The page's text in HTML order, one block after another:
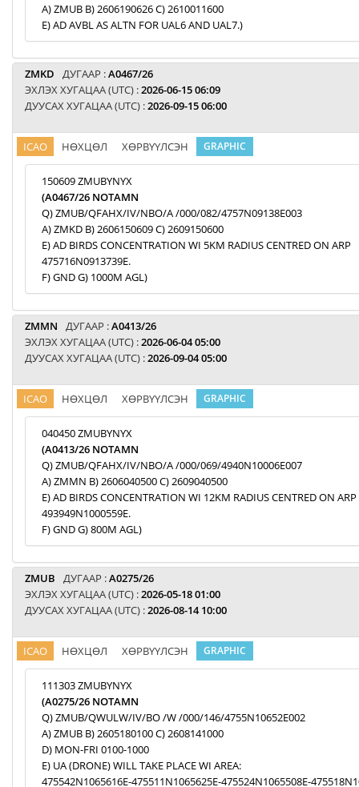
A) ZMUB B) 2606190626 C) 2610011600
E) AD AVBL AS ALTN FOR UAL6 AND UAL7.)
ZMKD ДУГААР :A0467/26
ЭХЛЭХ ХУГАЦАА (UTC) :2026-06-15 06:09
ДУУСАХ ХУГАЦАА (UTC) :2026-09-15 06:00
ICAO НӨХЦӨЛ ХӨРВҮҮЛСЭН GRAPHIC
150609 ZMUBYNYX
(A0467/26 NOTAMN
Q) ZMUB/QFAHX/IV/NBO/A /000/082/4757N09138E003
A) ZMKD B) 2606150609 C) 2609150600
E) AD BIRDS CONCENTRATION WI 5KM RADIUS CENTRED ON ARP
475716N0913739E.
F) GND G) 1000M AGL)
ZMMN ДУГААР :A0413/26
ЭХЛЭХ ХУГАЦАА (UTC) :2026-06-04 05:00
ДУУСАХ ХУГАЦАА (UTC) :2026-09-04 05:00
ICAO НӨХЦӨЛ ХӨРВҮҮЛСЭН GRAPHIC
040450 ZMUBYNYX
(A0413/26 NOTAMN
Q) ZMUB/QFAHX/IV/NBO/A /000/069/4940N10006E007
A) ZMMN B) 2606040500 C) 2609040500
E) AD BIRDS CONCENTRATION WI 12KM RADIUS CENTRED ON ARP
493949N1000559E.
F) GND G) 800M AGL)
ZMUB ДУГААР :A0275/26
ЭХЛЭХ ХУГАЦАА (UTC) :2026-05-18 01:00
ДУУСАХ ХУГАЦАА (UTC) :2026-08-14 10:00
ICAO НӨХЦӨЛ ХӨРВҮҮЛСЭН GRAPHIC
111303 ZMUBYNYX
(A0275/26 NOTAMN
Q) ZMUB/QWULW/IV/BO /W /000/146/4755N10652E002
A) ZMUB B) 2605180100 C) 2608141000
D) MON-FRI 0100-1000
E) UA (DRONE) WILL TAKE PLACE WI AREA:
475542N1065616E-475511N1065625E-475524N1065508E-